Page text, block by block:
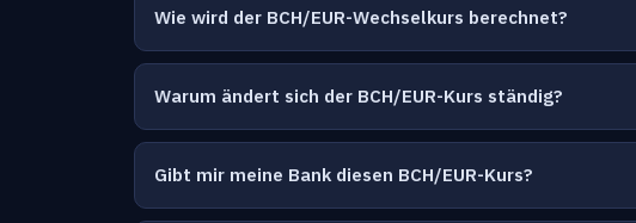
Wie wird der BCH/EUR-Wechselkurs berechnet?
Warum ändert sich der BCH/EUR-Kurs ständig?
Gibt mir meine Bank diesen BCH/EUR-Kurs?